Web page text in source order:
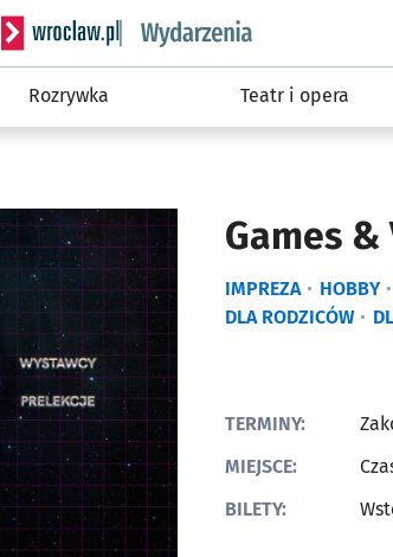
Serwis informacyjny wroclaw.pl podserwis:
Rozrywka Teatr i opera
Games &
IMPREZA HOBBY
DLA RODZICÓW
TERMINY:
MIEJSCE:
BILETY: